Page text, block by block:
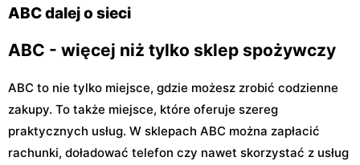
Warszawa, ul. Sulejkowska
43
ABC dalej o sieci
ABC - więcej niż tylko sklep spożywczy
ABC to nie tylko miejsce, gdzie możesz zrobić codzienne
zakupy. To także miejsce, które oferuje szereg
praktycznych usług. W sklepach ABC można zapłacić
rachunki, doładować telefon czy nawet skorzystać z usług